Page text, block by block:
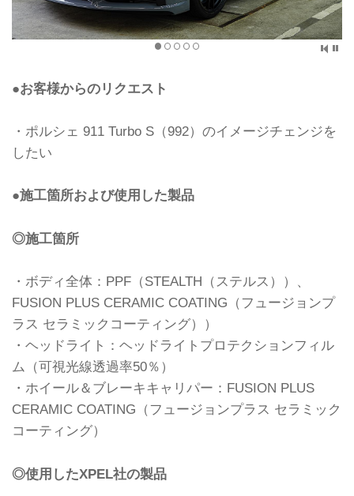
●お客様からのリクエスト
・ポルシェ 911 Turbo S（992）のイメージチェンジを
したい
●施工箇所および使用した製品
◎施工箇所
・ボディ全体：PPF（STEALTH（ステルス））、
FUSION PLUS CERAMIC COATING（フュージョンプ
ラス セラミックコーティング））
・ヘッドライト：ヘッドライトプロテクションフィル
ム（可視光線透過率50％）
・ホイール＆ブレーキキャリパー：FUSION PLUS
CERAMIC COATING（フュージョンプラス セラミック
コーティング）
◎使用したXPEL社の製品